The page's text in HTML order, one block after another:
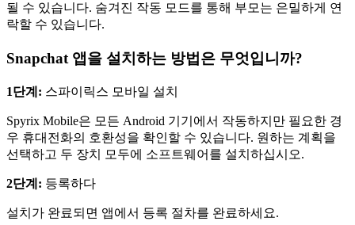
될 수 있습니다. 숨겨진 작동 모드를 통해 부모는 은밀하게 연
락할 수 있습니다.
Snapchat 앱을 설치하는 방법은 무엇입니까?
1단계: 스파이릭스 모바일 설치
Spyrix Mobile은 모든 Android 기기에서 작동하지만 필요한 경
우 휴대전화의 호환성을 확인할 수 있습니다. 원하는 계획을
선택하고 두 장치 모두에 소프트웨어를 설치하십시오.
2단계: 등록하다
설치가 완료되면 앱에서 등록 절차를 완료하세요.